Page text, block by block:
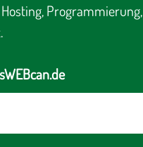
Hosting, Programmierung,